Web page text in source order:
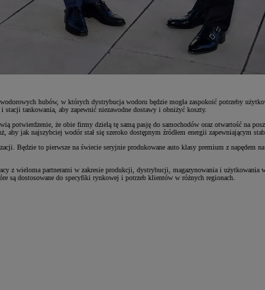
hubów, w których dystrybucja wodoru będzie mogła zaspokoić potrzeby
tankowania, aby zapewnić niezawodne dostawy i obniżyć koszty.
potwierdzenie, że obie firmy dzielą tę samą pasję do samochodów oraz otwartość na
jak najszybciej wodór stał się szeroko dostępnym źródłem energii zapewniającym
Będzie to pierwsze na świecie seryjnie produkowane auto klasy premium z napędem
wieloma partnerami w zakresie produkcji, dystrybucji, magazynowania i
są dostosowane do specyfiki rynkowej i potrzeb klientów w różnych regionach.